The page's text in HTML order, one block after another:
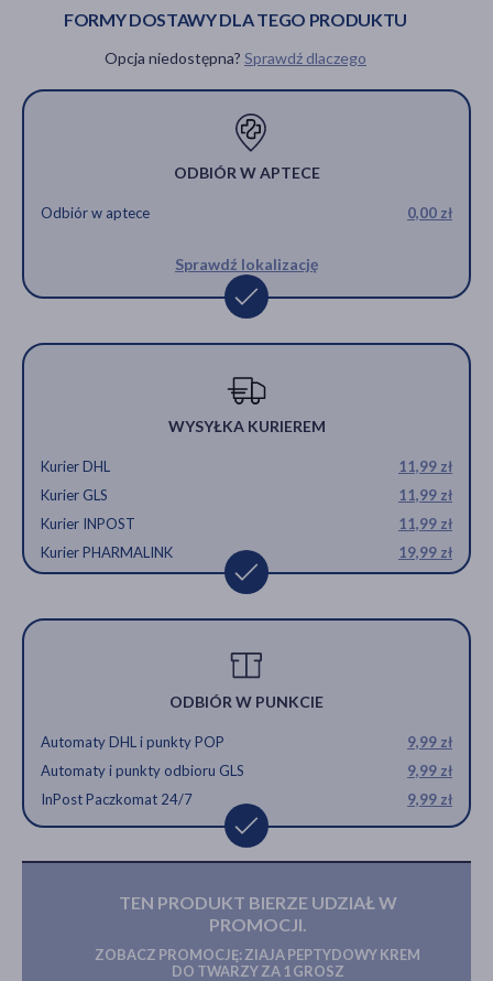
FORMY DOSTAWY DLA TEGO PRODUKTU
Opcja niedostępna? Sprawdź dlaczego
ODBIÓR W APTECE
Odbiór w aptece 0,00 zł
Sprawdź lokalizację
WYSYŁKA KURIEREM
Kurier DHL
11,99 zł
Kurier GLS
11,99 zł
Kurier INPOST
11,99 zł
Kurier PHARMALINK
19,99 zł
ODBIÓR W PUNKCIE
Automaty DHL i punkty POP
9,99 zł
Automaty i punkty odbioru GLS
9,99 zł
InPost Paczkomat 24/7
9,99 zł
TEN PRODUKT BIERZE UDZIAŁ W
PROMOCJI.
ZOBACZ PROMOCJĘ: ZIAJA PEPTYDOWY KREM
DO TWARZY ZA 1 GROSZ